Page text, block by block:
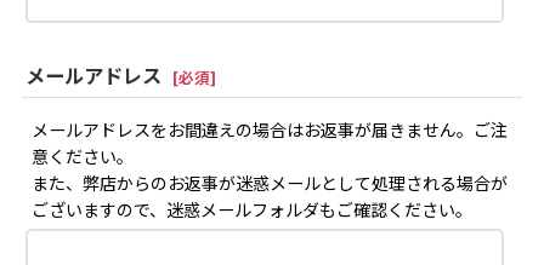
メールアドレス [必須]
メールアドレスをお間違えの場合はお返事が届きません。ご注
意ください。
また、弊店からのお返事が迷惑メールとして処理される場合が
ございますので、迷惑メールフォルダもご確認ください。